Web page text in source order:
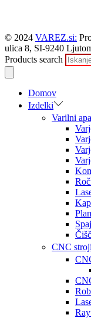
© 2024 VAREZ.si:
ulica 8, SI-9240
Products search
Domov
Izdelki
Varilni
CNC